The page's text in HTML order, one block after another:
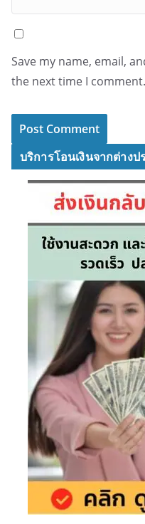
Save my name, email,
the next time I comment.
บริการโอนเงินจากต่างป